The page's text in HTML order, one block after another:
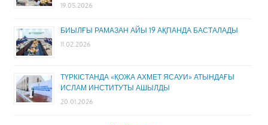
19.05.2026
БИЫЛҒЫ РАМАЗАН АЙЫ 19 АҚПАНДА БАСТАЛАДЫ
11.02.2026
ТҮРКІСТАНДА «ҚОЖА АХМЕТ ЯСАУИ» АТЫНДАҒЫ
ИСЛАМ ИНСТИТУТЫ АШЫЛДЫ
20.01.2026